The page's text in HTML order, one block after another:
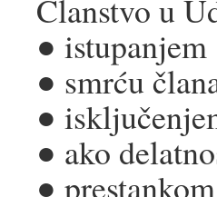
Članstvo u
● istupanjem
● smrću
●
● ako
●